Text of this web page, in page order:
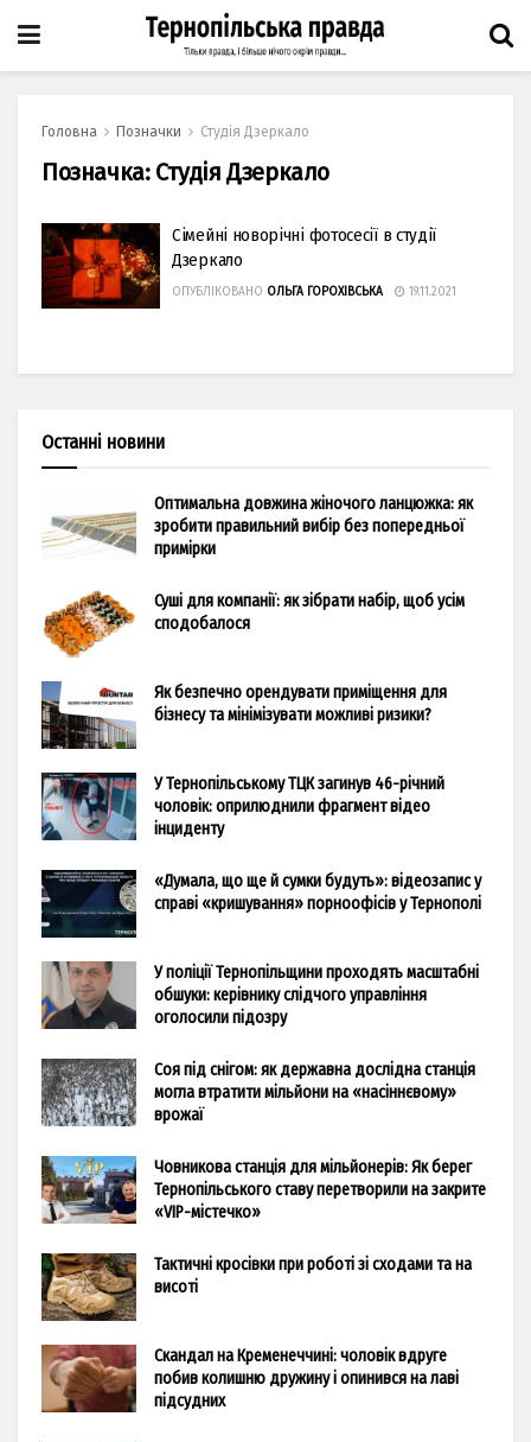
Головна Позначки Студія Дзеркало
Позначка: Студія Дзеркало
Сімейні новорічні фотосесії в студії
Дзеркало
ОПУБЛІКОВАНО ОЛЬГА ГОРОХІВСЬКА 19.11.2021
Останні новини
Оптимальна довжина жіночого ланцюжка: як
зробити правильний вибір без попередньої
примірки
Суші для компанії: як зібрати набір, щоб усім
сподобалося
Як безпечно орендувати приміщення для
бізнесу та мінімізувати можливі ризики?
У Тернопільському ТЦК загинув 46-річний
чоловік: оприлюднили фрагмент відео
інциденту
«Думала, що ще й сумки будуть»: відеозапис у
справі «кришування» порноофісів у Тернополі
У поліції Тернопільщини проходять масштабні
обшуки: керівнику слідчого управління
оголосили підозру
Соя під снігом: як державна дослідна станція
могла втратити мільйони на «насіннєвому»
врожаї
Човникова станція для мільйонерів: Як берег
Тернопільського ставу перетворили на закрите
«VIP-містечко»
Тактичні кросівки при роботі зі сходами та на
висоті
Скандал на Кременеччині: чоловік вдруге
побив колишню дружину і опинився на лаві
підсудних